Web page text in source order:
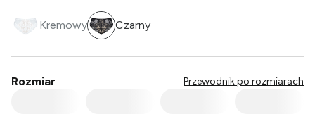
Kremowy Czarny
Rozmiar Przewodnik po rozmiarach